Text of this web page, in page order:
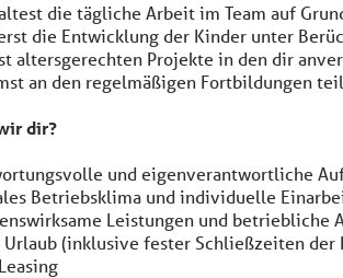
die tägliche Arbeit im Team auf
die Entwicklung der Kinder unter
altersgerechten Projekte in den dir
an den regelmäßigen Fortbildungen teil
dir?
und eigenverantwortliche
Betriebsklima und individuelle
Leistungen und betriebliche
Urlaub (inklusive fester Schließzeiten der